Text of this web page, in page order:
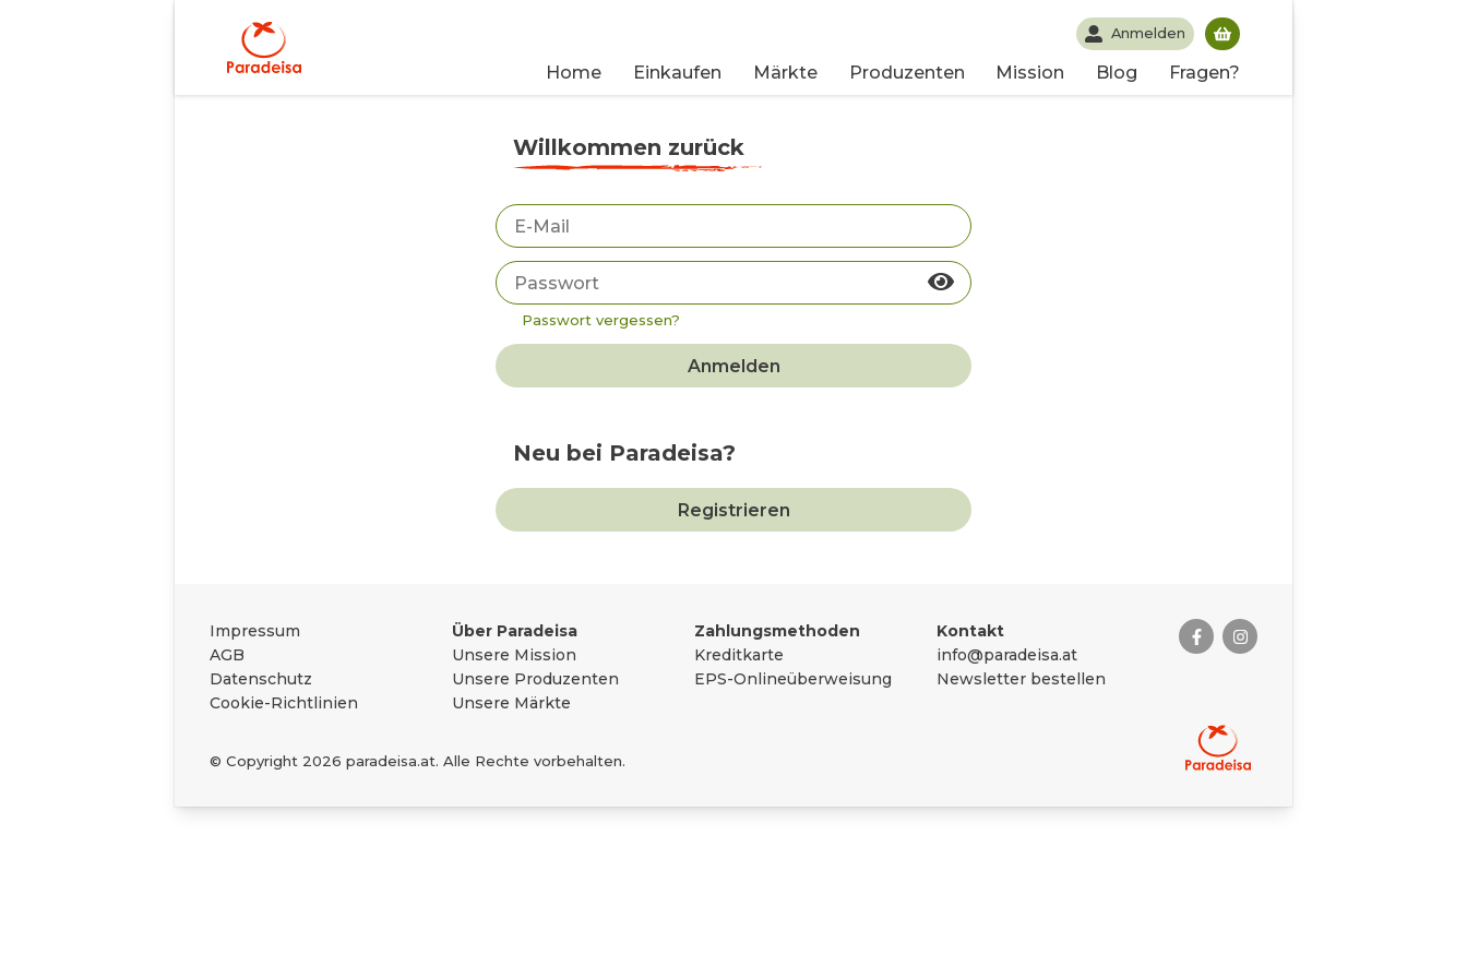
Home Einkaufen Märkte Produzenten Mission Blog Fragen?
Anmelden
Du hast noch keine
Willkommen zurück
Passwort vergessen?
Anmelden
Neu bei Paradeisa?
Registrieren
Rechtliches
Impressum
AGB
Datenschutz
Cookie-Richtlinien
Über Paradeisa
Unsere Mission
Unsere Produzenten
Unsere Märkte
Zahlungsmethoden
Kreditkarte
EPS-Onlineüberweisung
Kontakt
info@paradeisa.at
Newsletter bestellen
© Copyright 2026 paradeisa.at. Alle Rechte vorbehalten.